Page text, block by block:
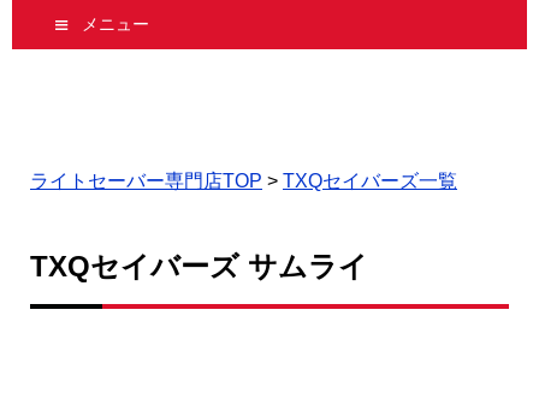
メニュー
ライトセーバー専門店TOP > TXQセイバーズ一覧
TXQセイバーズ サムライ